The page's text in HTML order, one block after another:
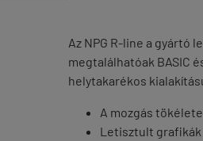
Az NPG R-line a gyártó
megtalálhatóak BASIC
helytakarékos
A mozgás
Letisztult grafikák